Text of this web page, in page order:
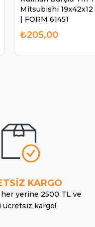
Mitsubishi 19x42x12
| FORM 61451
₺205,00
KARGO
yerine 2500 TL ve
ücretsiz kargo!